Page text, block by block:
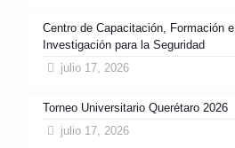
Centro de Capacitación, Formación e
Investigación para la Seguridad
julio 17, 2026
Torneo Universitario Querétaro 2026
julio 17, 2026